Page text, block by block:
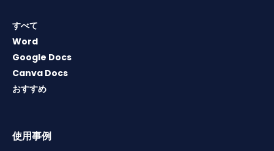
すべて
Word
Google Docs
Canva Docs
おすすめ
使用事例